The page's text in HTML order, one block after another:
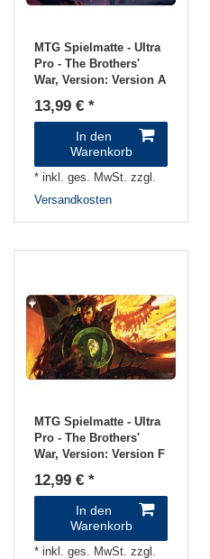
MTG Spielmatte - Ultra
Pro - The Brothers'
War, Version: Version A
13,99 € *
In den
Warenkorb
*inkl. ges. MwSt. zzgl.
Versandkosten
MTG Spielmatte - Ultra
Pro - The Brothers'
War, Version: Version F
12,99 € *
In den
Warenkorb
*inkl. ges. MwSt. zzgl.